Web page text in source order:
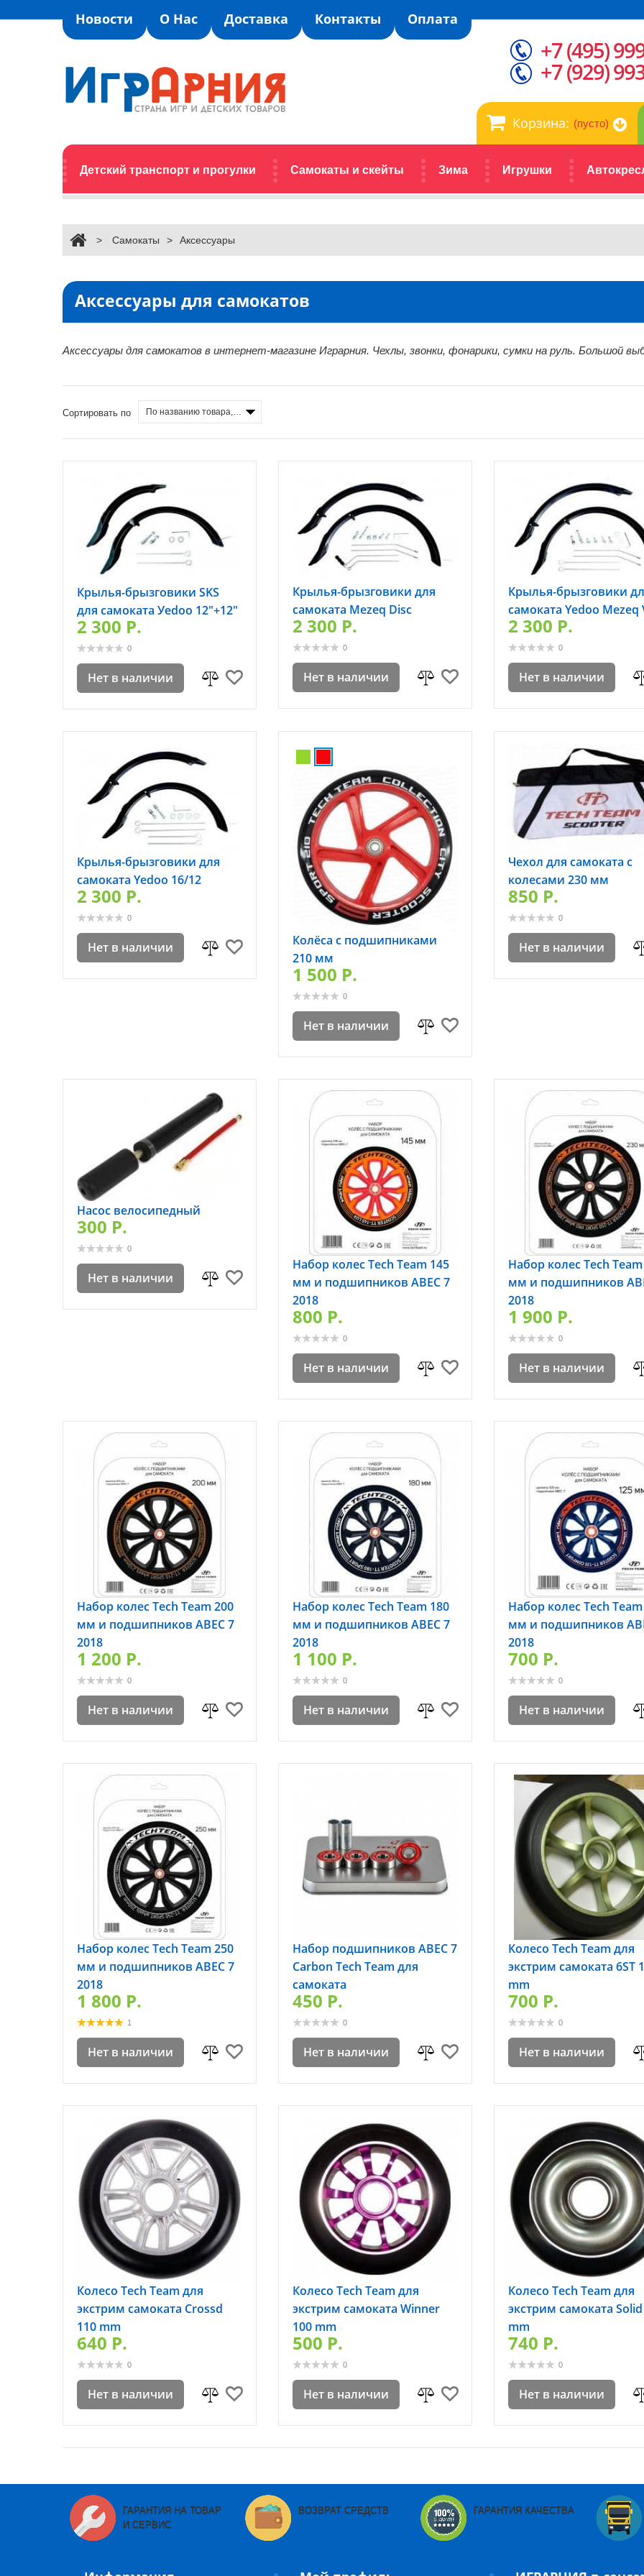
Новости О Нас Доставка Контакты Оплата
Корзина: (пусто)
Детский транспорт и прогулки Самокаты и скейты Зима Игрушки
+7 (495)
+7 (929)
> Самокаты > Аксессуары
Аксессуары для самокатов
Аксессуары для самокатов в интернет-магазине Играрния. Чехлы, звонки, фонарики, сумки на руль. Большой
Сортировать по По названию товара, от А до Я
Крылья-брызговики SKS
для самоката Уedoo 12"+12"
2 300 P.
0
Нет в наличии
Крылья-брызговики для
самоката Mezeq Disc
2 300 P.
0
Нет в наличии
Крылья-брызговики
самоката Yedoo Mezeq
2 300 P.
0
Нет в наличии
Крылья-брызговики для
самоката Yedoo 16/12
2 300 P.
0
Нет в наличии
Колёса с подшипниками
210 мм
1 500 P.
0
Нет в наличии
Чехол для самоката с
колесами 230 мм
850 P.
0
Нет в наличии
Насос велосипедный
300 P.
0
Нет в наличии
Набор колес Tech Team 145
мм и подшипников ABEC 7
2018
800 P.
0
Нет в наличии
Набор колес Tech
мм и подшипников
2018
1 900 P.
0
Нет в наличии
Набор колес Tech Team 200
мм и подшипников ABEC 7
2018
1 200 P.
0
Нет в наличии
Набор колес Tech Team 180
мм и подшипников ABEC 7
2018
1 100 P.
0
Нет в наличии
Набор колес Tech
мм и подшипников
2018
700 P.
0
Нет в наличии
Набор колес Tech Team 250
мм и подшипников ABEC 7
2018
1 800 P.
1
Нет в наличии
Набор подшипников ABEC 7
Carbon Tech Team для
самоката
450 P.
0
Нет в наличии
Колесо Tech Team для
экстрим самоката 6ST
mm
700 P.
0
Нет в наличии
Колесо Tech Team для
экстрим самоката Crossd
110 mm
640 P.
0
Нет в наличии
Колесо Tech Team для
экстрим самоката Winner
100 mm
500 P.
0
Нет в наличии
Колесо Tech Team для
экстрим самоката
mm
740 P.
0
Нет в наличии
ГАРАНТИЯ НА ТОВАР
И СЕРВИС
ВОЗВРАТ СРЕДСТВ ГАРАНТИЯ КАЧЕСТВА